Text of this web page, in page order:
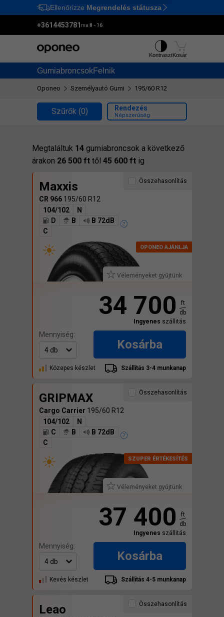
Ctrl M
Ellenőrizze Megrendelés státusza
+3614453781 ma:8 - 16
GumiabroncsokFelnik
KontrasztKosár
Oponeo Személyautó Gumi 195/60 R12
Szűrők (0)
Megtaláltuk 14 gumiabroncsok a következő
árakon 26 500 ft től 45 600 ft ig
Rendezés
Népszerűség
Maxxis
CR 966 195/60 R12
104/102
N
D
B
B 72dB
C
Véleményeket gyűjtünk
Összehasonlítás
34 700
ft
db
Ingyenes szállitás
Mennyiség:
Kosárba
Közepes készlet Szállítás 3-4 munkanap
GRIPMAX
Cargo Carrier 195/60 R12
104/102
N
C
B
B 72dB
C
Véleményeket gyűjtünk
Összehasonlítás
37 400
ft
db
Ingyenes szállitás
Mennyiség:
Kosárba
Kevés készlet Szállítás 4-5 munkanap
Leao Összehasonlítás